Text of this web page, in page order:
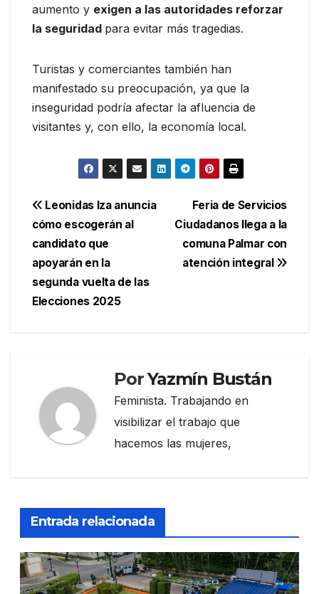
aumento y exigen a las autoridades reforzar
la seguridad para evitar más tragedias.
Turistas y comerciantes también han
manifestado su preocupación, ya que la
inseguridad podría afectar la afluencia de
visitantes y, con ello, la economía local.
Navegación
de
entradas
Feria de Servicios
Ciudadanos llega a la
comuna Palmar con
atención integral
Leonidas Iza anuncia
cómo escogerán al
candidato que
apoyarán en la
segunda vuelta de las
Elecciones 2025
PorYazmín Bustán
Feminista. Trabajando en
visibilizar el trabajo que
hacemos las mujeres,
Entrada relacionada